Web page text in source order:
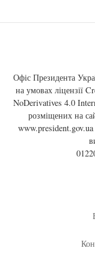
Офіс Президента
на умовах ліцензії
NoDerivatives 4.0
розміщених на
www.president.gov.ua